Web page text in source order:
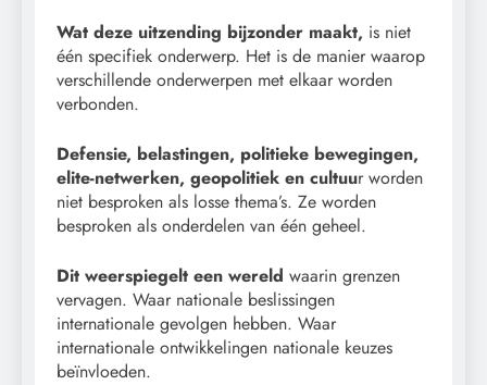
Wat deze uitzending bijzonder maakt, is niet
één specifiek onderwerp. Het is de manier waarop
verschillende onderwerpen met elkaar worden
verbonden.
Defensie, belastingen, politieke bewegingen,
elite-netwerken, geopolitiek en cultuur worden
niet besproken als losse thema’s. Ze worden
besproken als onderdelen van één geheel.
Dit weerspiegelt een wereld waarin grenzen
vervagen. Waar nationale beslissingen
internationale gevolgen hebben. Waar
internationale ontwikkelingen nationale keuzes
beïnvloeden.